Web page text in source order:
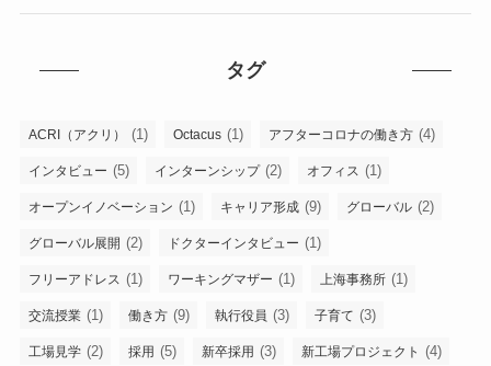
タグ
ACRI（アクリ） (1) Octacus (1) アフターコロナの働き方 (4)
インタビュー (5) インターンシップ(2) オフィス (1)
オープンイノベーション (1) キャリア形成 (9) グローバル (2)
グローバル展開 (2) ドクターインタビュー (1)
フリーアドレス (1) ワーキングマザー (1) 上海事務所 (1)
交流授業 (1) 働き方 (9) 執行役員 (3) 子育て (3)
工場見学 (2) 採用 (5) 新卒採用 (3) 新工場プロジェクト (4)